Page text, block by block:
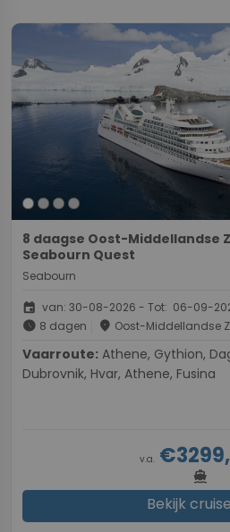
8 daagse Oost-Middellandse
Seabourn Quest
Seabourn
event van: 30-08-2026 - Tot: 06-09-
schedule 8 dagen place Oost-Middellandse
Vaarroute:
Dubrovnik, Hvar, Athene, Fusina
v.a.
directions_boat
Bekijk cruise